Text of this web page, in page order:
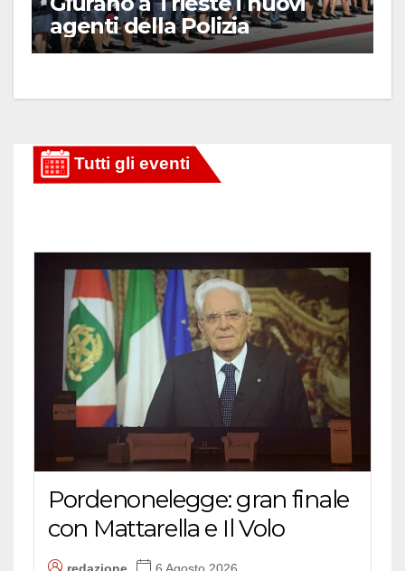
agenti della Polizia
Pordenonelegge: gran finale
con Mattarella e Il Volo
redazione 6 Agosto 2026